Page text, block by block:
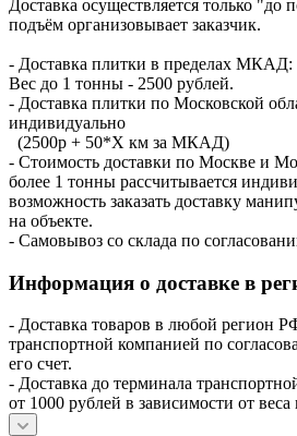
Доставка осуществляется только "до
подъём организовывает заказчик.
- Доставка плитки в пределах МКАД:
Вес до 1 тонны - 2500 рублей.
- Доставка плитки по Московской
индивидуально
(2500р + 50*X км за МКАД)
- Стоимость доставки по Москве и
более 1 тонны рассчитывается
возможность заказать доставку
на объекте.
- Самовывоз со склада по
Информация о доставке в
- Доставка товаров в любой регион
транспортной компанией по
его счет.
- Доставка до терминала
от 1000 рублей в зависимости от